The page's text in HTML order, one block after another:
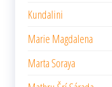
Kundalini
Marie Magdalena
Marta Soraya